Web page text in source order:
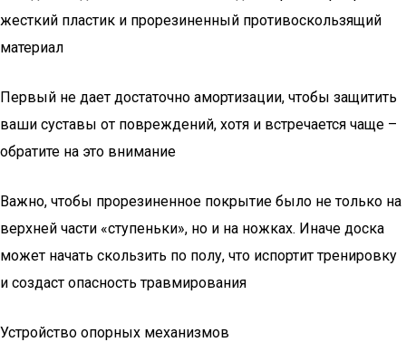
жесткий пластик и прорезиненный противоскользящий
материал
Первый не дает достаточно амортизации, чтобы защитить
ваши суставы от повреждений, хотя и встречается чаще –
обратите на это внимание
Важно, чтобы прорезиненное покрытие было не только на
верхней части «ступеньки», но и на ножках. Иначе доска
может начать скользить по полу, что испортит тренировку
и создаст опасность травмирования
Устройство опорных механизмов